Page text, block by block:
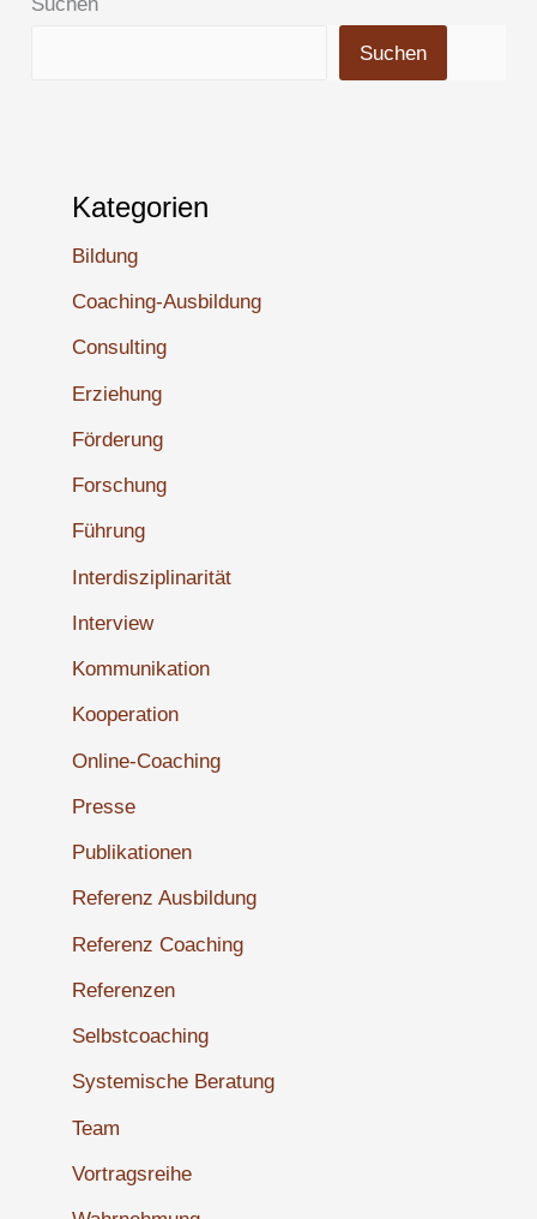
Suchen
Suchen
Kategorien
Bildung
Coaching-Ausbildung
Consulting
Erziehung
Förderung
Forschung
Führung
Interdisziplinarität
Interview
Kommunikation
Kooperation
Online-Coaching
Presse
Publikationen
Referenz Ausbildung
Referenz Coaching
Referenzen
Selbstcoaching
Systemische Beratung
Team
Vortragsreihe